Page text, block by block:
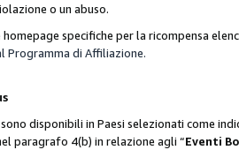
o un abuso.
homepage specifiche per la ricompensa
Programma di Affiliazione.
sono disponibili in Paesi selezionati come
paragrafo 4(b) in relazione agli “Eventi